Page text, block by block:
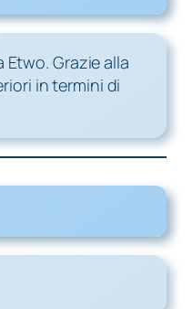
Grazie alla
in termini di